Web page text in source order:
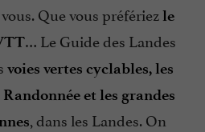
Que vous préfériezle
… Le Guide des Landes
voies vertes cyclables, les
et les grandes
, dans les Landes. On